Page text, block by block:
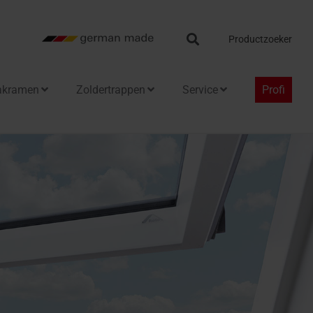
Productzoeker
Search
Zoldertrappen Service Profi